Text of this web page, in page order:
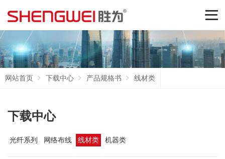
网站首页 下载中心 产品规格书 线材类
下载中心
光纤系列 网络布线 线材类 机器类